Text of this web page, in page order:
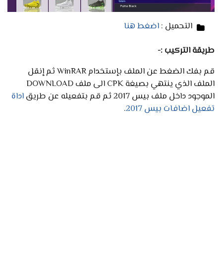
التحميل :اضغط هنا
طريقة التركيب :-
قم بفك الضغط عن الملف بإستخدام WinRAR ثم إنقل
الملف الذي ينتهي بصيغة CPK الى ملف DOWNLOAD
الموجود داخل ملف بيس 2017 ثم قم بتفعيله عن طريق
اداة
تفعيل اضافات بيس 2017
.